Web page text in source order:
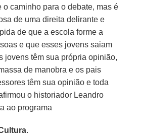
o caminho para o debate, mas é
de uma direita delirante e
de que a escola forme a
e que esses jovens saiam
jovens têm sua própria opinião,
de manobra e os pais
têm sua opinião e toda
o historiador Leandro
ao programa
.